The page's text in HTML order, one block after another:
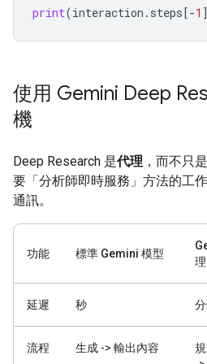
print(interaction . steps[-1 ]
使用 Gemini Deep
機
Deep Research 是代理 ，而不只
要「分析師即時服務」方法的工
通訊。
功能 標準 Gemini 模型
理
延遲 秒
流程 生成 -> 輸出內容